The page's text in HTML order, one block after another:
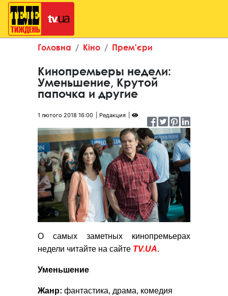
Головна Кіно Прем'єри
Кинопремьеры недели:
Уменьшение, Крутой
папочка и другие
1 лютого 2018 16:00 Редакция
О самых заметных кинопремьерах
недели читайте на сайте TV.UA.
Уменьшение
Жанр: фантастика, драма, комедия